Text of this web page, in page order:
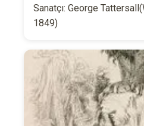
Sanatçı: George
1849)